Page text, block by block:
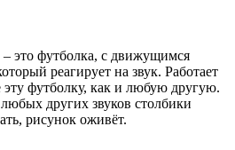
– это футболка, с движущимся
реагирует на звук. Работает
эту футболку, как и любую другую.
других звуков столбики
рисунок оживёт.